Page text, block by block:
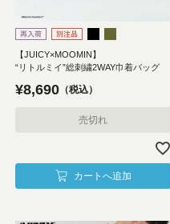
【JUICY×MOOMIN】
“リトルミイ”総刺繍2WAY巾着バッグ
¥8,690 税込
売切れ
カートへ追加